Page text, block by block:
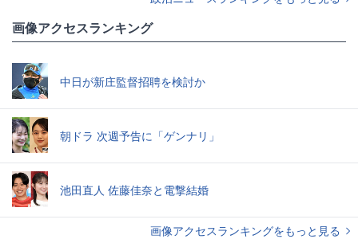
画像アクセスランキング
中日が新庄監督招聘を検討か
朝ドラ 次週予告に「ゲンナリ」
池田直人 佐藤佳奈と電撃結婚
画像アクセスランキングをもっと見る